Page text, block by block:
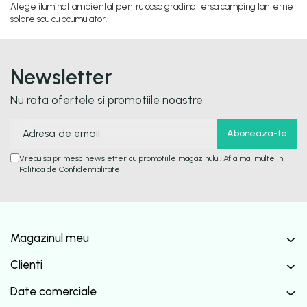
Alege iluminat ambiental pentru casa gradina tersa camping lanterne
solare sau cu acumulator.
Newsletter
Nu rata ofertele si promotiile noastre
Vreau sa primesc newsletter cu promotiile magazinului. Afla mai multe in
Politica de Confidentialitate
Magazinul meu
Clienti
Date comerciale